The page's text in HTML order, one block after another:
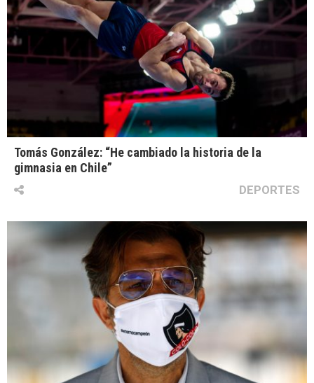
Tomás González: “He cambiado la historia de la
gimnasia en Chile”
DEPORTES